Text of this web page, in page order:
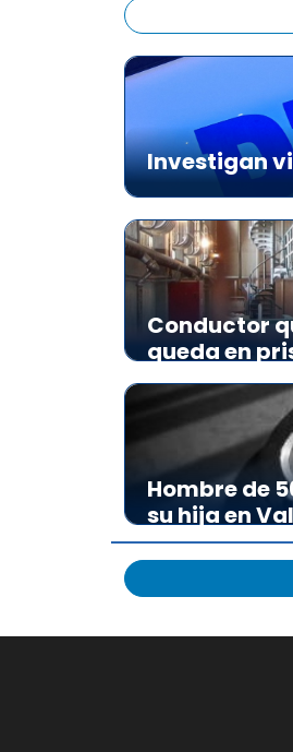
Investigan
Conductor
queda en
Hombre de
su hija en